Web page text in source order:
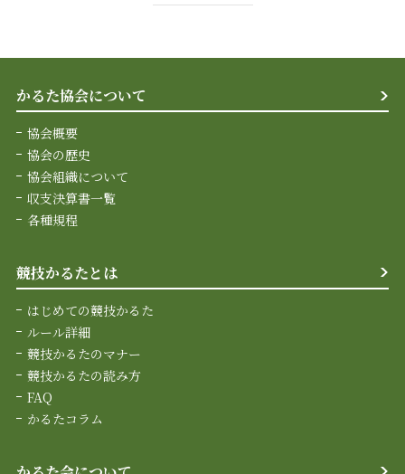
かるた協会について
協会概要
協会の歴史
協会組織について
収支決算書一覧
各種規程
競技かるたとは
はじめての競技かるた
ルール詳細
競技かるたのマナー
競技かるたの読み方
FAQ
かるたコラム